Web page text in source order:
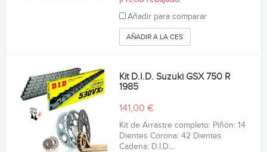
Añadir para comparar
AÑADIR A LA CESTA
Kit D.I.D. Suzuki GSX 750 R
1985
141,00 €
Kit de Arrastre completo: Piñón: 14
Dientes Corona: 42 Dientes
Cadena: D.I.D....